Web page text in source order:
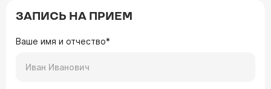
ЗАПИСЬ НА ПРИЕМ
Ваше имя и отчество*